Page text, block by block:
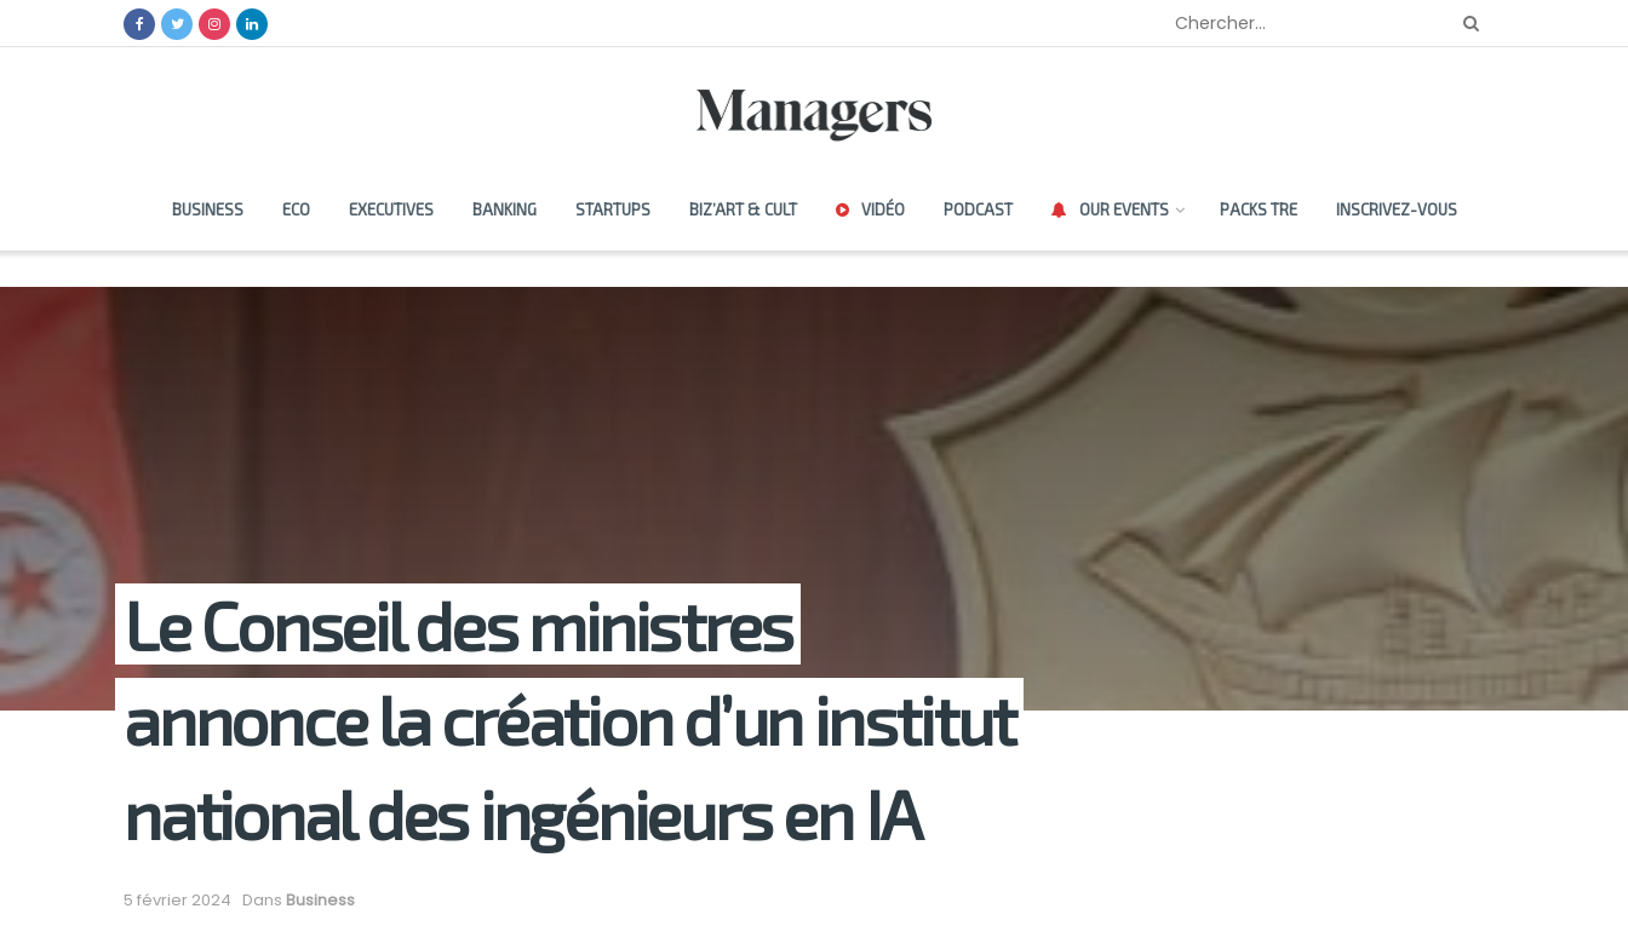
BUSINESS ECO EXECUTIVES BANKING STARTUPS BIZ’ART & CULT VIDÉO PODCAST OUR EVENTS PACKS TRE INSCRIVEZ-VOUS
Le Conseil des ministres
annonce la création d’un institut
national des ingénieurs en IA
5 février 2024 Dans Business